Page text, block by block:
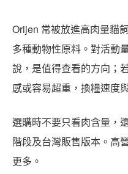
Orijen 常被放進高肉量貓
多種動物性原料。對活動
說，是值得查看的方向；
感或容易超重，換糧速度
選購時不要只看肉含量，
階段及台灣販售版本。高
更多。